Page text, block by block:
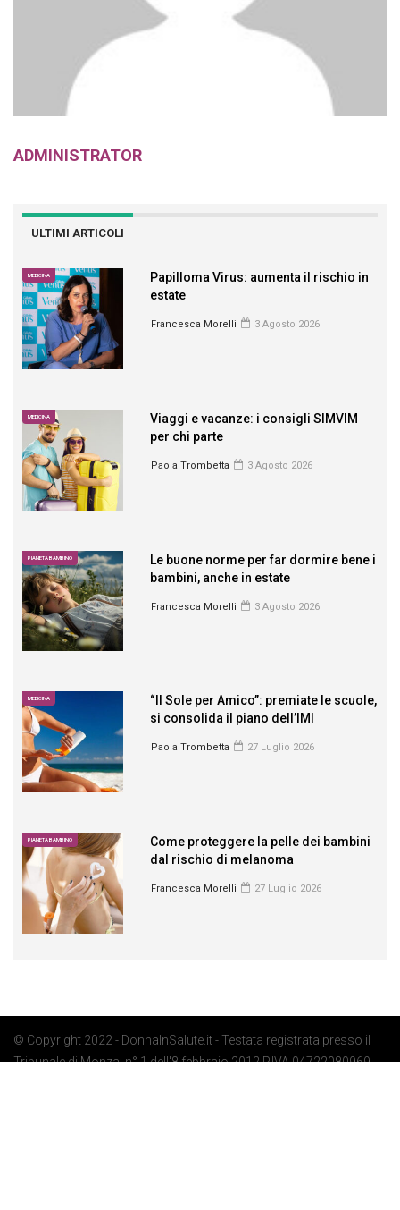
ADMINISTRATOR
ULTIMI ARTICOLI
MEDICINA
Papilloma Virus: aumenta il rischio in
estate
Francesca Morelli 3 Agosto 2026
MEDICINA
Viaggi e vacanze: i consigli SIMVIM
per chi parte
Paola Trombetta 3 Agosto 2026
PIANETA BAMBINO
Le buone norme per far dormire bene i
bambini, anche in estate
Francesca Morelli 3 Agosto 2026
MEDICINA
“Il Sole per Amico”: premiate le scuole,
si consolida il piano dell’IMI
Paola Trombetta 27 Luglio 2026
PIANETA BAMBINO
Come proteggere la pelle dei bambini
dal rischio di melanoma
Francesca Morelli 27 Luglio 2026
© Copyright 2022 - DonnaInSalute.it - Testata registrata presso il
Tribunale di Monza: n° 1 dell'8 febbraio 2012 P.IVA 04722080969 -